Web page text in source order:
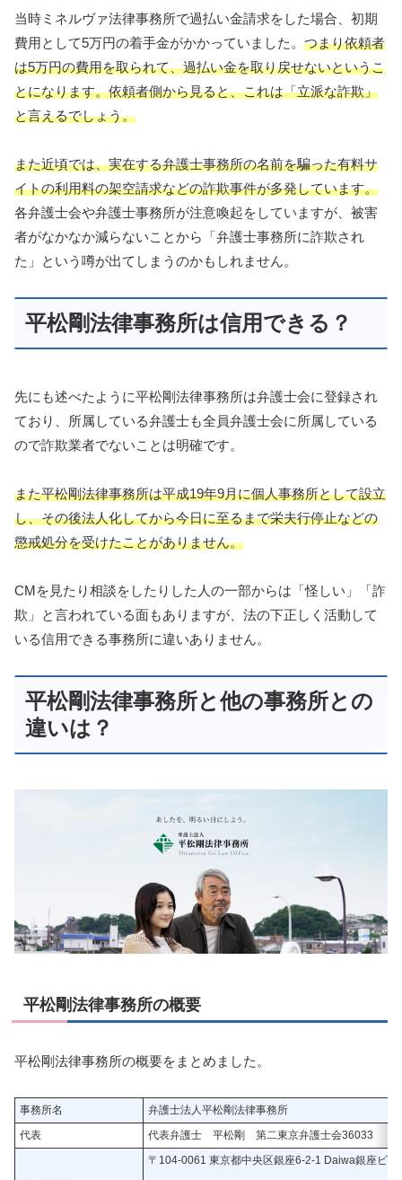
当時ミネルヴァ法律事務所で過払い金請求をした場合、初期
費用として5万円の着手金がかかっていました。 つまり依頼者
は5万円の費用を取られて、過払い金を取り戻せないというこ
とになります。依頼者側から見ると、これは「立派な詐欺」
と言えるでしょう。
また近頃では、実在する弁護士事務所の名前を騙った有料サ
イトの利用料の架空請求などの詐欺事件が多発しています。
各弁護士会や弁護士事務所が注意喚起をしていますが、被害
者がなかなか減らないことから「弁護士事務所に詐欺され
た」という噂が出てしまうのかもしれません。
平松剛法律事務所は信用できる？
先にも述べたように平松剛法律事務所は弁護士会に登録され
ており、所属している弁護士も全員弁護士会に所属している
ので詐欺業者でないことは明確です。
また平松剛法律事務所は平成19年9月に個人事務所として設立
し、その後法人化してから今日に至るまで栄夫行停止などの
懲戒処分を受けたことがありません。
CMを見たり相談をしたりした人の一部からは「怪しい」「詐
欺」と言われている面もありますが、法の下正しく活動して
いる信用できる事務所に違いありません。
平松剛法律事務所と他の事務所との
違いは？
平松剛法律事務所の概要
平松剛法律事務所の概要をまとめました。
事務所名
弁護士法人平松剛法律事務所
代表
代表弁護士 平松剛 第二東京弁護士会36033
〒104-0061 東京都中央区銀座6-2-1 Daiwa銀座ビル